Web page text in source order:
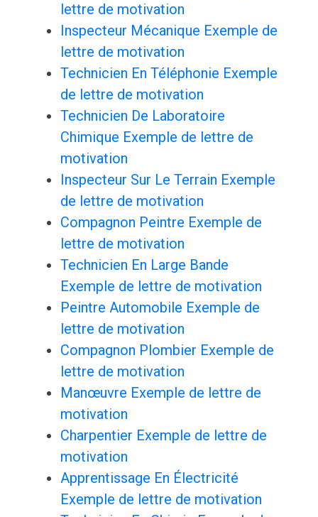
lettre de motivation
Inspecteur Mécanique Exemple de
lettre de motivation
Technicien En Téléphonie Exemple
de lettre de motivation
Technicien De Laboratoire
Chimique Exemple de lettre de
motivation
Inspecteur Sur Le Terrain Exemple
de lettre de motivation
Compagnon Peintre Exemple de
lettre de motivation
Technicien En Large Bande
Exemple de lettre de motivation
Peintre Automobile Exemple de
lettre de motivation
Compagnon Plombier Exemple de
lettre de motivation
Manœuvre Exemple de lettre de
motivation
Charpentier Exemple de lettre de
motivation
Apprentissage En Électricité
Exemple de lettre de motivation